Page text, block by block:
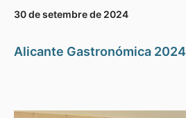
30 de setembre de 2024
Alicante Gastronómica 2024